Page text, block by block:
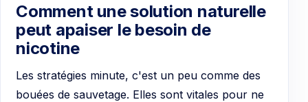
Comment une solution naturelle
peut apaiser le besoin de
nicotine
Les stratégies minute, c'est un peu comme des
bouées de sauvetage. Elles sont vitales pour ne